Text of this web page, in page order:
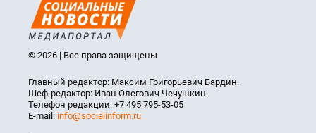
© 2026 | Все права защищены
Главный редактор: Максим Григорьевич Бардин.
Шеф-редактор: Иван Олегович Чечушкин.
Телефон редакции: +7 495 795-53-05
E-mail: info@socialinform.ru